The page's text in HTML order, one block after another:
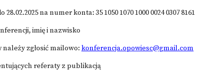
na numer konta: 35 1050 1070 1000 0024 0307 8161
imię i nazwisko
zgłosić mailowo: konferencja.opowiesc@gmail.com
referaty z publikacją